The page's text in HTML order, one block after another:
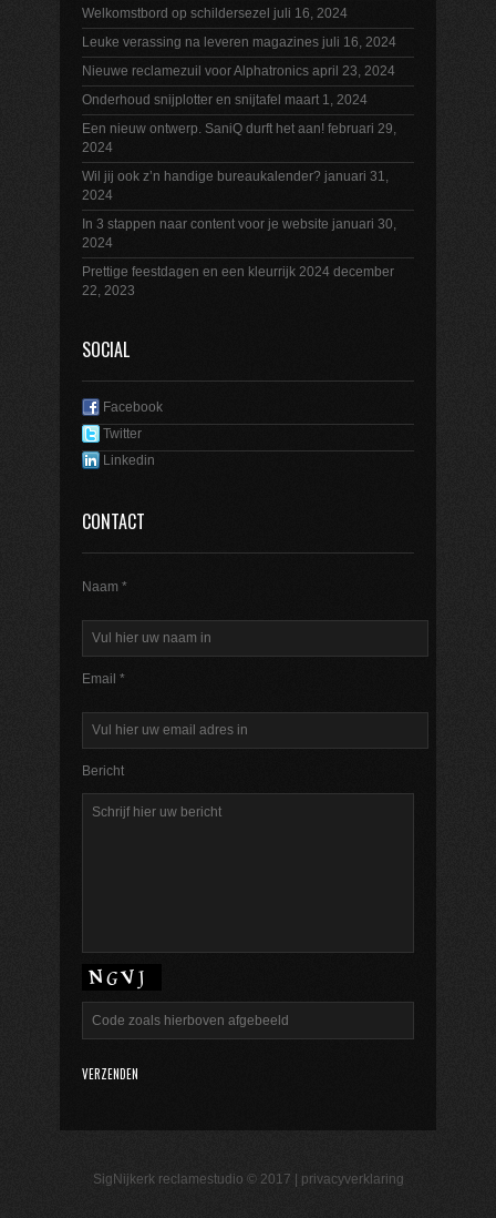
Welkomstbord op schildersezel juli 16, 2024
Leuke verassing na leveren magazines juli 16, 2024
Nieuwe reclamezuil voor Alphatronics april 23, 2024
Onderhoud snijplotter en snijtafel maart 1, 2024
Een nieuw ontwerp. SaniQ durft het aan! februari 29,
2024
Wil jij ook z’n handige bureaukalender? januari 31,
2024
In 3 stappen naar content voor je website januari 30,
2024
Prettige feestdagen en een kleurrijk 2024 december
22, 2023
SOCIAL
Facebook
Twitter
Linkedin
CONTACT
Naam *
Email *
Bericht
SigNijkerk reclamestudio © 2017 | privacyverklaring